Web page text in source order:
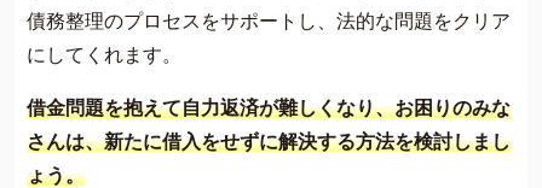
債務整理のプロセスをサポートし、法的な問題をクリア
にしてくれます。
借金問題を抱えて自力返済が難しくなり、お困りのみな
さんは、新たに借入をせずに解決する方法を検討しまし
ょう。